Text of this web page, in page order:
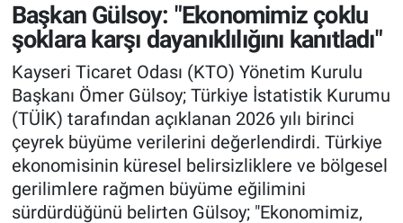
Başkan Gülsoy: "Ekonomimiz çoklu
şoklara karşı dayanıklılığını kanıtladı"
Kayseri Ticaret Odası (KTO) Yönetim Kurulu
Başkanı Ömer Gülsoy; Türkiye İstatistik Kurumu
(TÜİK) tarafından açıklanan 2026 yılı birinci
çeyrek büyüme verilerini değerlendirdi. Türkiye
ekonomisinin küresel belirsizliklere ve bölgesel
gerilimlere rağmen büyüme eğilimini
sürdürdüğünü belirten Gülsoy; "Ekonomimiz,
Süper Lig Puan Durumu ve Fikstür
Tüm Manşetler
Son Dakika Haberleri
Haber Arşivi